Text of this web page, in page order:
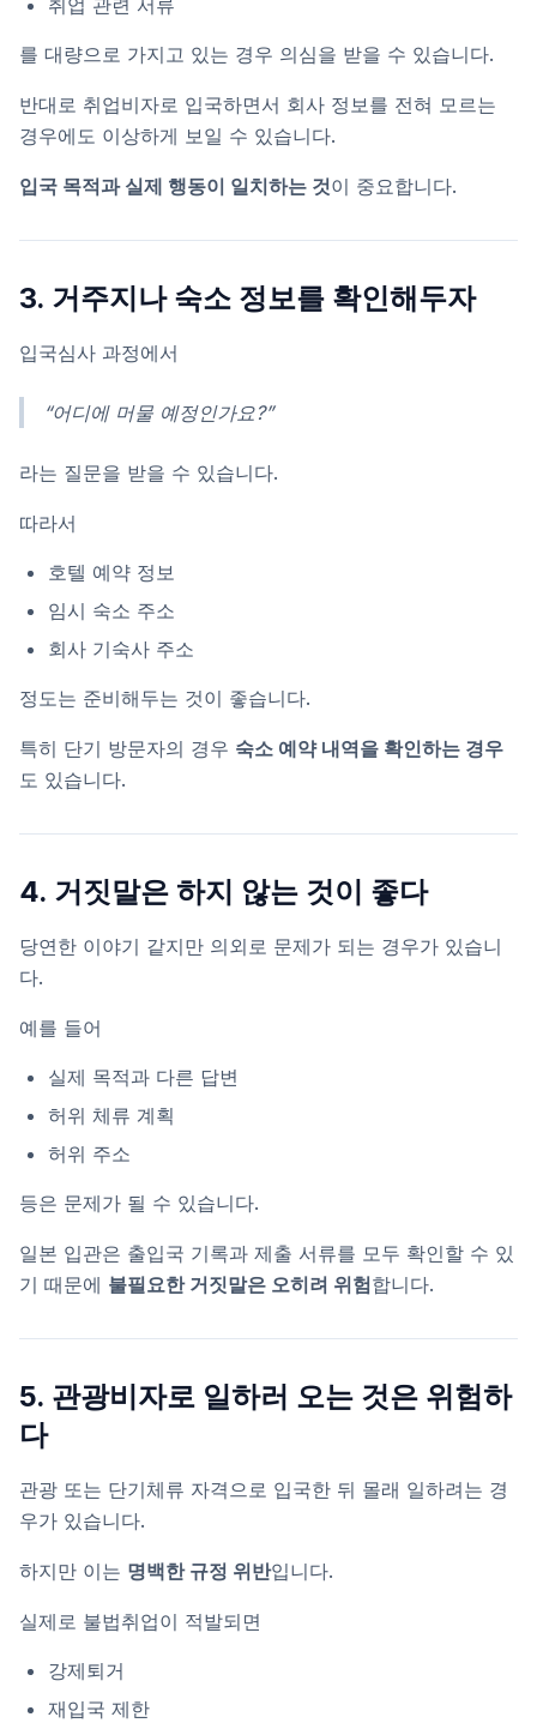
취업 관련 서류
를 대량으로 가지고 있는 경우 의심을 받을 수 있습니다.
반대로 취업비자로 입국하면서 회사 정보를 전혀 모르는
경우에도 이상하게 보일 수 있습니다.
입국 목적과 실제 행동이 일치하는 것이 중요합니다.
3. 거주지나 숙소 정보를 확인해두자
입국심사 과정에서
“어디에 머물 예정인가요?”
라는 질문을 받을 수 있습니다.
따라서
호텔 예약 정보
임시 숙소 주소
회사 기숙사 주소
정도는 준비해두는 것이 좋습니다.
특히 단기 방문자의 경우 숙소 예약 내역을 확인하는 경우
도 있습니다.
4. 거짓말은 하지 않는 것이 좋다
당연한 이야기 같지만 의외로 문제가 되는 경우가 있습니
다.
예를 들어
실제 목적과 다른 답변
허위 체류 계획
허위 주소
등은 문제가 될 수 있습니다.
일본 입관은 출입국 기록과 제출 서류를 모두 확인할 수 있
기 때문에 불필요한 거짓말은 오히려 위험합니다.
5. 관광비자로 일하러 오는 것은 위험하
다
관광 또는 단기체류 자격으로 입국한 뒤 몰래 일하려는 경
우가 있습니다.
하지만 이는 명백한 규정 위반입니다.
실제로 불법취업이 적발되면
강제퇴거
재입국 제한